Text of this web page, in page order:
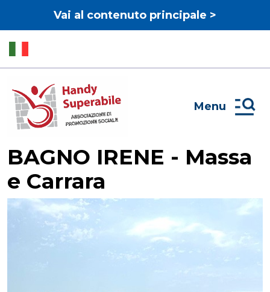
Vai al contenuto principale >
Menu
BAGNO IRENE - Massa
e Carrara